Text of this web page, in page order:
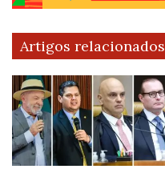
Artigos relacionados